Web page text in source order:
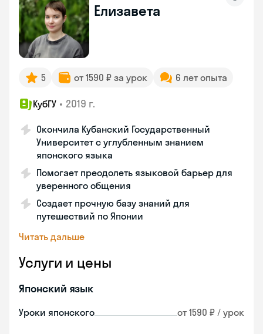
Елизавета
5 от 1590 ₽ за урок 6 лет опыта
КубГУ • 2019 г.
Окончила Кубанский Государственный
Университет с углубленным знанием
японского языка
Помогает преодолеть языковой барьер для
уверенного общения
Создает прочную базу знаний для
путешествий по Японии
Читать дальше
Услуги и цены
Японский язык
Уроки японского от 1590 ₽ / урок